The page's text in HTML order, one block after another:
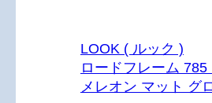
LOOK ( ルック )
ロードフレーム
メレオン マット グ